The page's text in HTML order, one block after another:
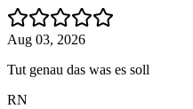
Aug 03, 2026
Tut genau das was es soll
RN